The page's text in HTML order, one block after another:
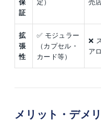
保
証
定）
売
拡
張
性
✅ モジュラー
（カプセル・
カード等）
❌
ア
メリット・デメ